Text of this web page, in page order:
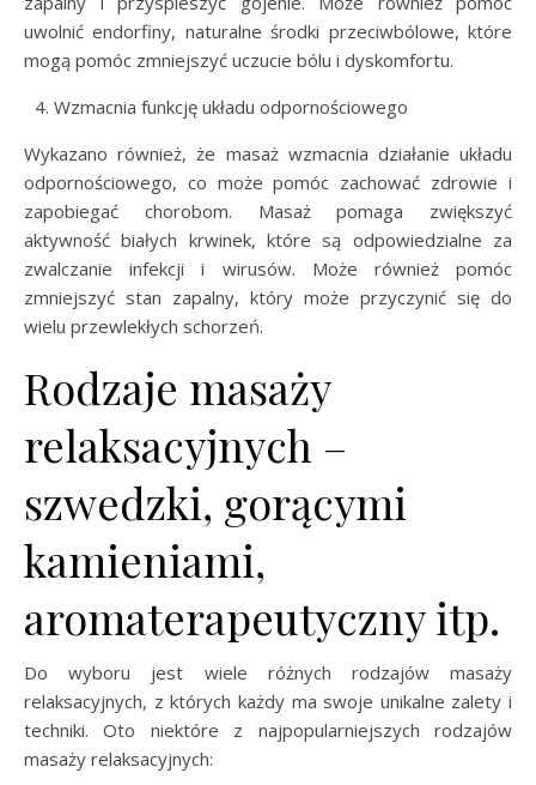
uwolnić endorfiny, naturalne środki przeciwbólowe, które
mogą pomóc zmniejszyć uczucie bólu i dyskomfortu.
Wzmacnia funkcję układu odpornościowego
Wykazano również, że masaż wzmacnia działanie układu
odpornościowego, co może pomóc zachować zdrowie i
zapobiegać chorobom. Masaż pomaga zwiększyć
aktywność białych krwinek, które są odpowiedzialne za
zwalczanie infekcji i wirusów. Może również pomóc
zmniejszyć stan zapalny, który może przyczynić się do
wielu przewlekłych schorzeń.
Rodzaje masaży
relaksacyjnych –
szwedzki, gorącymi
kamieniami,
aromaterapeutyczny itp.
Do wyboru jest wiele różnych rodzajów masaży
relaksacyjnych, z których każdy ma swoje unikalne zalety i
techniki. Oto niektóre z najpopularniejszych rodzajów
masaży relaksacyjnych: